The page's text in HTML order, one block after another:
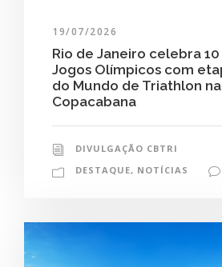
19/07/2026
Rio de Janeiro celebra
Jogos Olímpicos com
do Mundo de Triathlon
Copacabana
DIVULGAÇÃO CBTRI
DESTAQUE, NOTÍCIAS